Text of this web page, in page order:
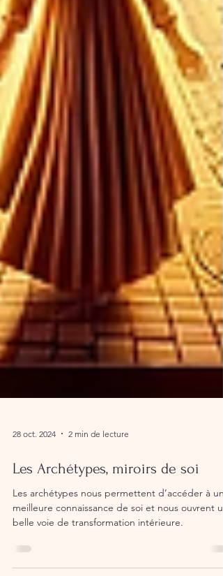
28 oct. 2024 2 min de lecture
Les Archétypes, miroirs de soi
Les archétypes nous permettent d’accéder à une
meilleure connaissance de soi et nous ouvrent